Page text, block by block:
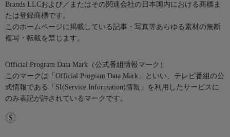
Brands LLCおよび／またはその関連会社の日本国内における商標ま
たは登録商標です。
このホームページに掲載している記事・写真等あらゆる素材の無断
複写・転載を禁じます。
Official Program Data Mark（公式番組情報マーク）
このマークは「Official Program Data Mark」といい、テレビ番組の公
式情報である「SI(Service Information)情報」を利用したサービスに
のみ表記が許されているマークです。